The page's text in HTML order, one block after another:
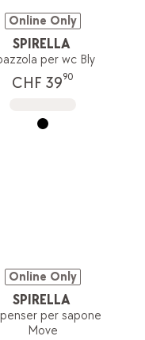
Online Only
SPIRELLA
per wc Bly
CHF 3990
Online Only
SPIRELLA
per sapone
Move